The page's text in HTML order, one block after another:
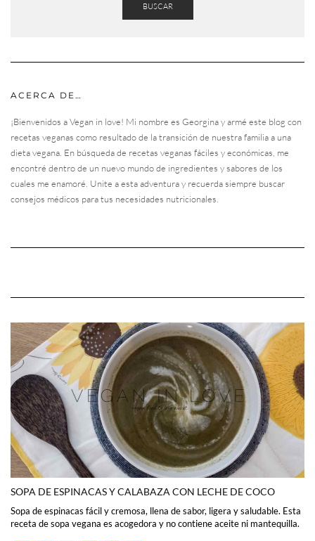
BUSCAR
ACERCA DE…
¡Bienvenidos a Vegan in love! Mi nombre es Georgina y armé este blog con
recetas veganas como resultado de la transición de nuestra familia a una
dieta vegana. En búsqueda de recetas veganas fáciles y económicas, me
encontré dentro de un nuevo mundo de ingredientes y sabores de los
cuales me enamoré. Unite a esta adventura y recuerda siempre buscar
consejos médicos para tus necesidades nutricionales.
SOPA DE ESPINACAS Y CALABAZA CON LECHE DE COCO
Sopa de espinacas fácil y cremosa, llena de sabor, ligera y saludable. Esta
receta de sopa vegana es acogedora y no contiene aceite ni mantequilla.